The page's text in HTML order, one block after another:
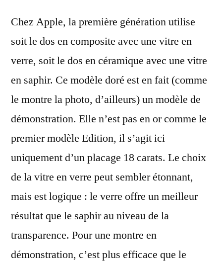
Chez Apple, la première génération utilise
soit le dos en composite avec une vitre en
verre, soit le dos en céramique avec une vitre
en saphir. Ce modèle doré est en fait (comme
le montre la photo, d’ailleurs) un modèle de
démonstration. Elle n’est pas en or comme le
premier modèle Edition, il s’agit ici
uniquement d’un placage 18 carats. Le choix
de la vitre en verre peut sembler étonnant,
mais est logique : le verre offre un meilleur
résultat que le saphir au niveau de la
transparence. Pour une montre en
démonstration, c’est plus efficace que le